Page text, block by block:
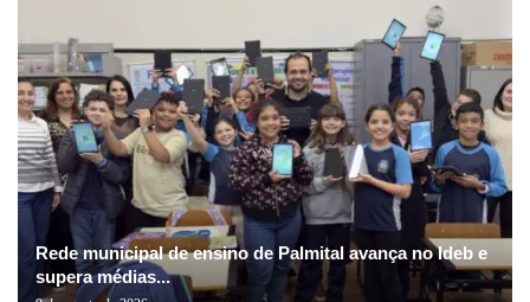
Rede municipal de ensino de Palmital avança no Ideb e
supera médias...